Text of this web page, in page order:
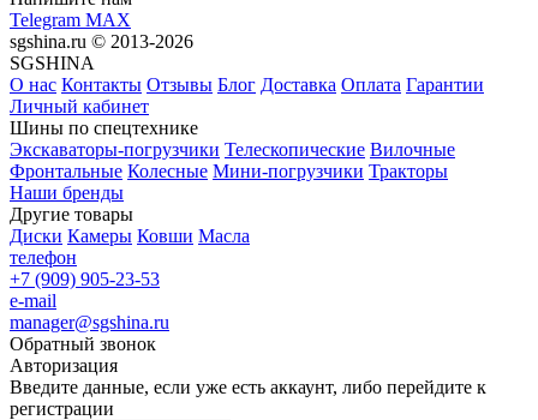
Telegram MAX
sgshina.ru © 2013-2026
SGSHINA
О нас Контакты Отзывы Блог Доставка Оплата Гарантии
Личный кабинет
Шины по спецтехнике
Экскаваторы-погрузчики Телескопические Вилочные
Фронтальные Колесные Мини-погрузчики Тракторы
Наши бренды
Другие товары
Диски Камеры Ковши Масла
телефон
+7 (909) 905-23-53
e-mail
manager@sgshina.ru
Обратный звонок
Авторизация
Введите данные, если уже есть аккаунт, либо перейдите к
регистрации